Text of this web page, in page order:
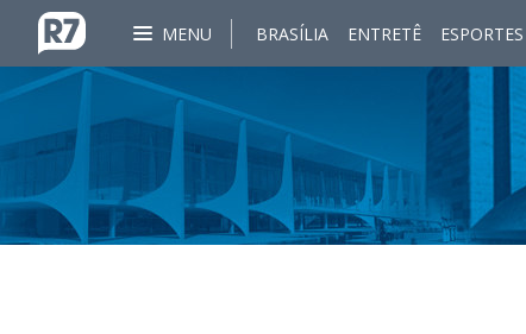
MENU BRASÍLIA ENTRETÊ ESPORTES